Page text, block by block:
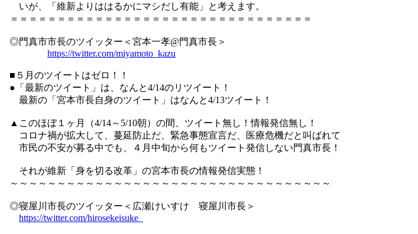
いが、「維新よりははるかにマシだし有能」と考えます。
＝＝＝＝＝＝＝＝＝＝＝＝＝＝＝＝＝＝＝＝＝＝＝＝＝＝＝＝＝＝＝＝
◎門真市市長のツイッター＜宮本一孝@門真市長＞
https://twitter.com/miyamoto_kazu
■５月のツイートはゼロ！！
●「最新のツイート」は、なんと4/14のリツイート！
最新の「宮本市長自身のツイート」はなんと4/13ツイート！
▲このほぼ１ヶ月（4/14～5/10朝）の間、ツイート無し！情報発信無し！
コロナ禍が拡大して、蔓延防止だ、緊急事態宣言だ、医療危機だと叫ばれて
市民の不安が募る中でも、４月中旬から何もツイート発信しない門真市長！
それが維新「身を切る改革」の宮本市長の情報発信実態！
～～～～～～～～～～～～～～～～～～～～～～～～～～～～～～～～～～
◎寝屋川市長のツイッター＜広瀬けいすけ 寝屋川市長＞
https://twitter.com/hirosekeisuke_